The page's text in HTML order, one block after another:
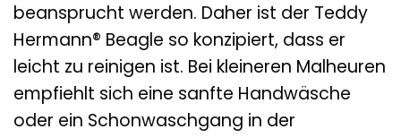
beansprucht werden. Daher ist der Teddy
Hermann® Beagle so konzipiert, dass er
leicht zu reinigen ist. Bei kleineren Malheuren
empfiehlt sich eine sanfte Handwäsche
oder ein Schonwaschgang in der